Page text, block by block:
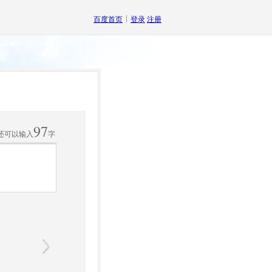
百度首页 登录 注册
可以输入97字